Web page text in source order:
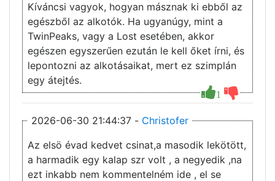
1
Kíváncsi vagyok, hogyan másznak ki ebből az
egészből az alkotók. Ha ugyanúgy, mint a
TwinPeaks, vagy a Lost esetében, akkor
egészen egyszerűen ezután le kell őket írni, és
lepontozni az alkotásaikat, mert ez szimplán
egy átejtés.
2026-06-30 21:44:37 - Christofer
Az elsö évad kedvet csinat,a masodik lekötött,
a harmadik egy kalap szr volt , a negyedik ,na
ezt inkabb nem kommentelném ide , el se